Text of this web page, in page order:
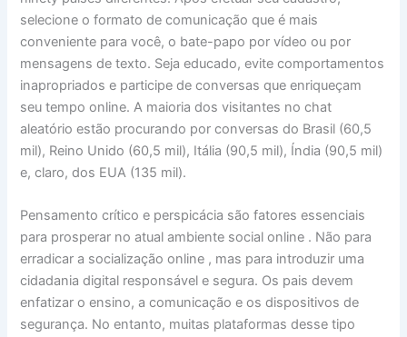
selecione o formato de comunicação que é mais
conveniente para você, o bate-papo por vídeo ou por
mensagens de texto. Seja educado, evite comportamentos
inapropriados e participe de conversas que enriqueçam
seu tempo online. A maioria dos visitantes no chat
aleatório estão procurando por conversas do Brasil (60,5
mil), Reino Unido (60,5 mil), Itália (90,5 mil), Índia (90,5 mil)
e, claro, dos EUA (135 mil).
Pensamento crítico e perspicácia são fatores essenciais
para prosperar no atual ambiente social online . Não para
erradicar a socialização online , mas para introduzir uma
cidadania digital responsável e segura. Os pais devem
enfatizar o ensino, a comunicação e os dispositivos de
segurança. No entanto, muitas plataformas desse tipo